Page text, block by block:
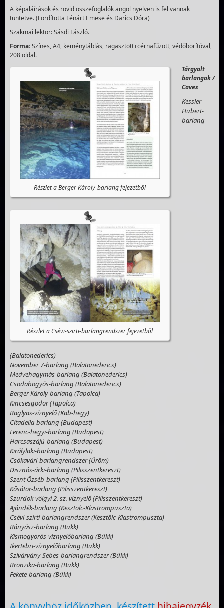
A képaláírások és rövid összefoglalók angol nyelven is fel vannak
tüntetve. (Fordította Lénárt Emese és Darics Dóra)
Szakmai lektor: Sásdi László.
Forma: Színes, A4, keménytáblás, ragasztott+cérnafűzött, védőborítóval,
208 oldal.
Részlet a Berger Károly-barlang fejezetből
Részlet a Csévi-szirti-barlangrendszer fejezetből
Tárgyalt
barlangok /
Caves
Kessler
Hubert-
barlang
(Balatonederics)
November 7-barlang (Balatonederics)
Medvehagymás-barlang (Balatonederics)
Csodabogyós-barlang (Balatonederics)
Berger Károly-barlang (Tapolca)
Kincsesgödör (Tapolca)
Baglyas-víznyelő (Kab-hegy)
Citadella-barlang (Budapest)
Ferenc-hegyi-barlang (Budapest)
Harcsaszájú-barlang (Budapest)
Királylaki-barlang (Budapest)
Csókavári-barlangrendszer (Üröm)
Disznós-árki-barlang (Pilisszentkereszt)
Szent Özséb-barlang (Pilisszentkereszt)
Kősátor-barlang (Pilisszentkereszt)
Szurdok-völgyi 2. sz. víznyelő (Pilisszentkereszt)
Ajándék-barlang (Kesztölc-Klastrompuszta)
Csévi-szirti-barlangrendszer (Kesztölc-Klastrompuszta)
Bányász-barlang (Bükk)
Kismogyorós-víznyelőbarlang (Bükk)
Ikertebri-víznyelőbarlang (Bükk)
Szivárvány-Sebes-barlangrendszer (Bükk)
Bronzika-barlang (Bükk)
Fekete-barlang (Bükk)